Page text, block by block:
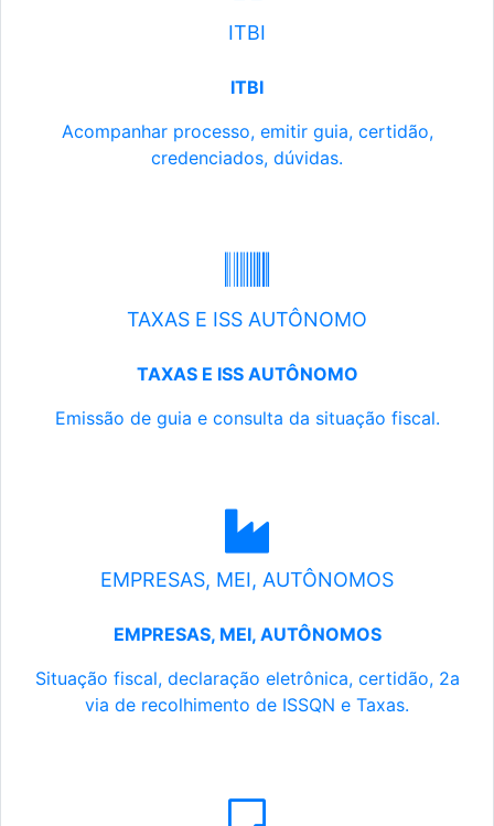
ITBI
ITBI
Acompanhar processo, emitir guia, certidão,
credenciados, dúvidas.
TAXAS E ISS AUTÔNOMO
TAXAS E ISS AUTÔNOMO
Emissão de guia e consulta da situação fiscal.
EMPRESAS, MEI, AUTÔNOMOS
EMPRESAS, MEI, AUTÔNOMOS
Situação fiscal, declaração eletrônica, certidão, 2a
via de recolhimento de ISSQN e Taxas.